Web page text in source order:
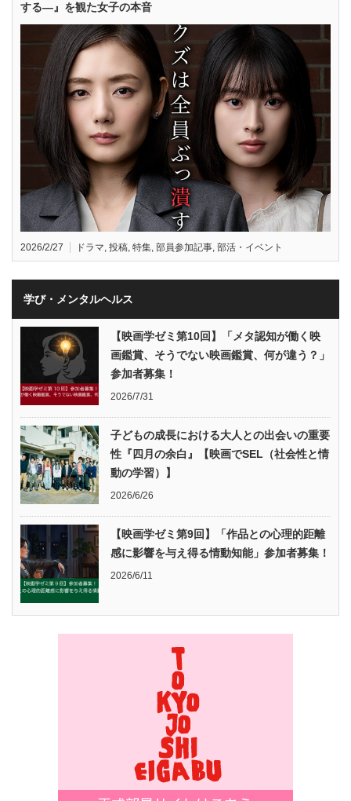
する—』を観た女子の本音
2026/2/27 ドラマ, 投稿, 特集, 部員参加記事, 部活・イベント
学び・メンタルヘルス
【映画学ゼミ第10回】「メタ認知が働く映
画鑑賞、そうでない映画鑑賞、何が違う？」
参加者募集！
2026/7/31
子どもの成長における大人との出会いの重要
性『四月の余白』【映画でSEL（社会性と情
動の学習）】
2026/6/26
【映画学ゼミ第9回】「作品との心理的距離
感に影響を与え得る情動知能」参加者募集！
2026/6/11